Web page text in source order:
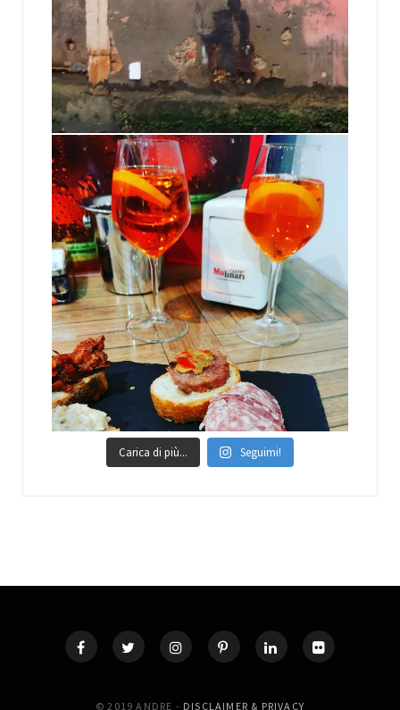
Carica di più... Seguimi!
© 2019 ANDRE - DISCLAIMER & PRIVACY